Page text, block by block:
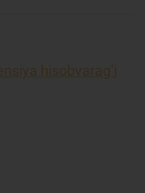
hisobvarag’i